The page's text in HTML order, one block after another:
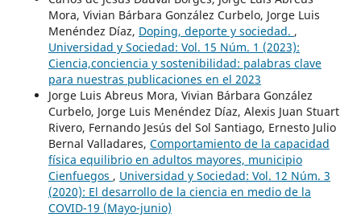
Mora, Vivian Bárbara González Curbelo, Jorge Luis
Menéndez Díaz, Doping, deporte y sociedad. ,
Universidad y Sociedad: Vol. 15 Núm. 1 (2023):
Ciencia,conciencia y sostenibilidad: palabras clave
para nuestras publicaciones en el 2023
Jorge Luis Abreus Mora, Vivian Bárbara González
Curbelo, Jorge Luis Menéndez Díaz, Alexis Juan Stuart
Rivero, Fernando Jesús del Sol Santiago, Ernesto Julio
Bernal Valladares, Comportamiento de la capacidad
física equilibrio en adultos mayores, municipio
Cienfuegos , Universidad y Sociedad: Vol. 12 Núm. 3
(2020): El desarrollo de la ciencia en medio de la
COVID-19 (Mayo-junio)